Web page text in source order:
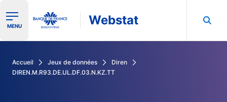
Ouvrir le menu de navigation
MENU Webstat
Accueil Jeux de données
Diren
DIREN.M.R93.DE.UL.DF.03.N.KZ.TT